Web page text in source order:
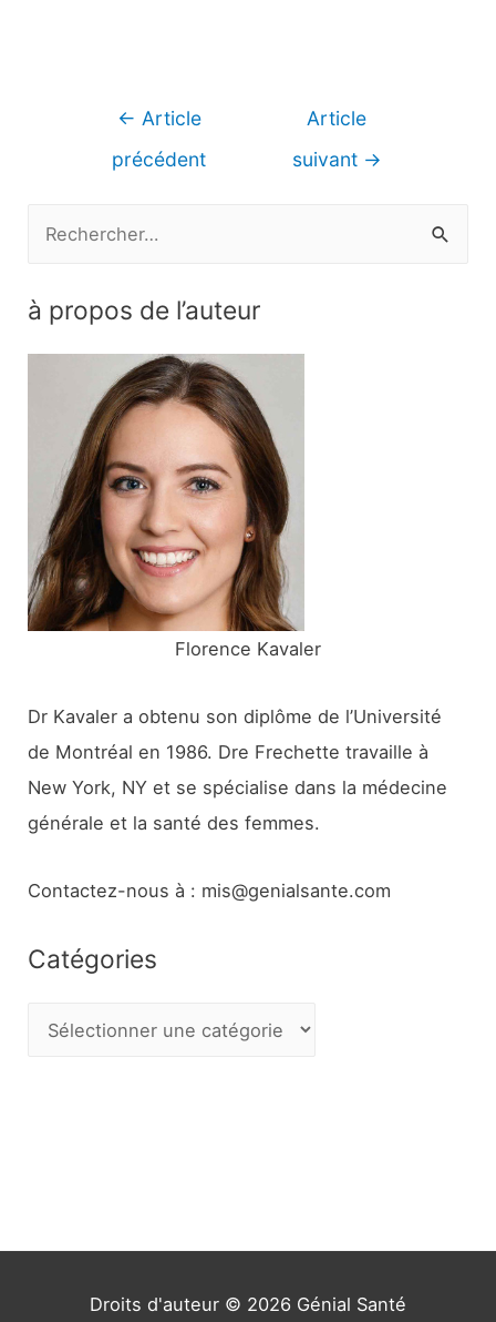
Navigation
← Article
précédent
Article
suivant →
h
:
à propos de l’auteur
Florence Kavaler
Dr Kavaler a obtenu son diplôme de l’Université
de Montréal en 1986. Dre Frechette travaille à
New York, NY et se spécialise dans la médecine
générale et la santé des femmes.
Contactez-nous à : mis@genialsante.com
Catégories
Droits d'auteur © 2026 Génial Santé